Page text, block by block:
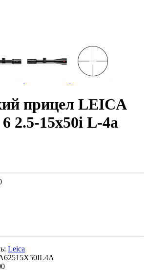
прицел LEICA
2.5-15x50i L-4a
Leica